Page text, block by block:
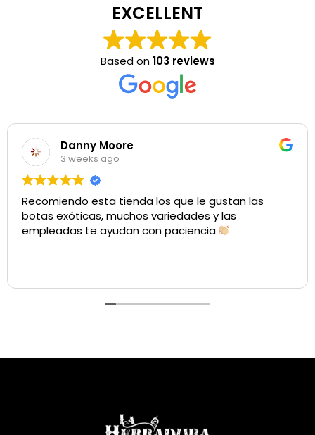
EXCELLENT
Based on103 reviews
Danny Moore
3 weeks ago
Recomiendo esta tienda los que le gustan las
botas exóticas, muchos variedades y las
empleadas te ayudan con paciencia